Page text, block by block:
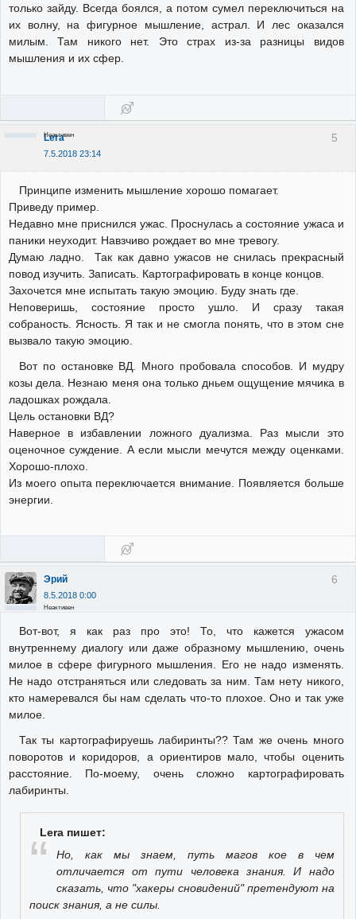
только зайду. Всегда боялся, а потом сумел переключиться на
их волну, на фигурное мышление, астрал. И лес оказался
милым. Там никого нет. Это страх из-за разницы видов
мышления и их сфер.
5
Lera
7.5.2018 23:14
Неактивен
Принципе изменить мышление хорошо помагает.
Приведу пример.
Недавно мне приснился ужас. Проснулась а состояние ужаса и
паники неуходит. Навзчиво рождает во мне тревогу.
Думаю ладно. Так как давно ужасов не снилась прекрасный
повод изучить. Записать. Картографировать в конце концов.
Захочется мне испытать такую эмоцию. Буду знать где.
Неповеришь, состояние просто ушло. И сразу такая
собраность. Ясность. Я так и не смогла понять, что в этом сне
вызвало такую эмоцию.
Вот по остановке ВД. Много пробовала способов. И мудру
козы дела. Незнаю меня она только дньем ощущение мячика в
ладошках рождала.
Цель остановки ВД?
Наверное в избавлении ложного дуализма. Раз мысли это
оценочное суждение. А если мысли мечутся между оценками.
Хорошо-плохо.
Из моего опыта переключается внимание. Появляется больше
энергии.
6
Эрий
8.5.2018 0:00
Неактивен
Вот-вот, я как раз про это! То, что кажется ужасом
внутреннему диалогу или даже образному мышлению, очень
милое в сфере фигурного мышления. Его не надо изменять.
Не надо отстраняться или следовать за ним. Там нету никого,
кто намеревался бы нам сделать что-то плохое. Оно и так уже
милое.
Так ты картографируешь лабиринты?? Там же очень много
поворотов и коридоров, а ориентиров мало, чтобы оценить
расстояние. По-моему, очень сложно картографировать
лабиринты.
Lera пишет:
Но, как мы знаем, путь магов кое в чем
отличается от пути человека знания. И надо
сказать, что "хакеры сновидений" претендуют на
поиск знания, а не силы.